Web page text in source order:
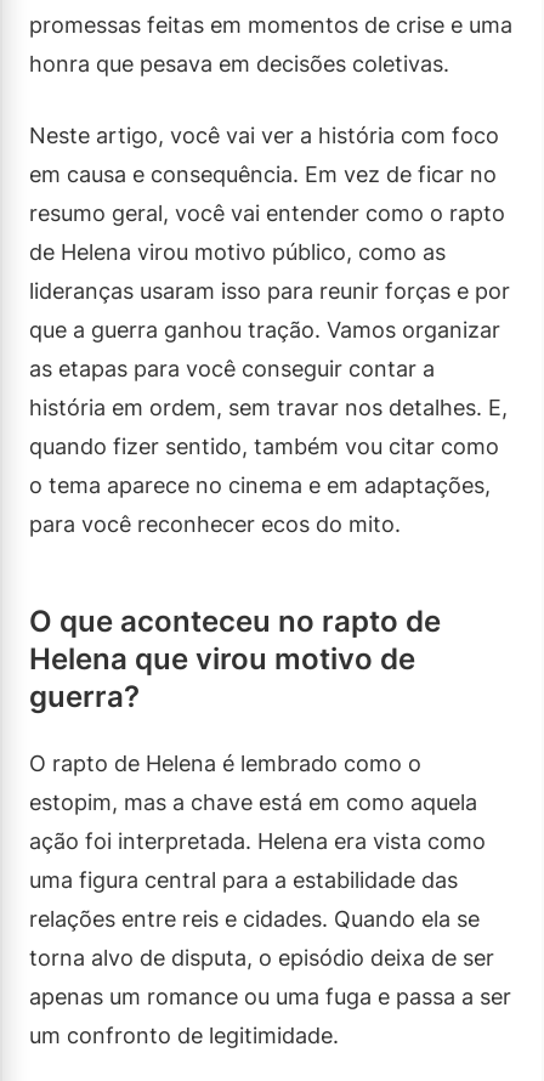
promessas feitas em momentos de crise e uma
honra que pesava em decisões coletivas.
Neste artigo, você vai ver a história com foco
em causa e consequência. Em vez de ficar no
resumo geral, você vai entender como o rapto
de Helena virou motivo público, como as
lideranças usaram isso para reunir forças e por
que a guerra ganhou tração. Vamos organizar
as etapas para você conseguir contar a
história em ordem, sem travar nos detalhes. E,
quando fizer sentido, também vou citar como
o tema aparece no cinema e em adaptações,
para você reconhecer ecos do mito.
O que aconteceu no rapto de
Helena que virou motivo de
guerra?
O rapto de Helena é lembrado como o
estopim, mas a chave está em como aquela
ação foi interpretada. Helena era vista como
uma figura central para a estabilidade das
relações entre reis e cidades. Quando ela se
torna alvo de disputa, o episódio deixa de ser
apenas um romance ou uma fuga e passa a ser
um confronto de legitimidade.